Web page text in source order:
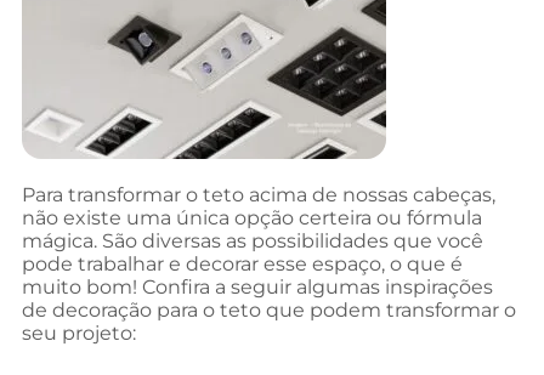
Para transformar o teto acima de nossas cabeças,
não existe uma única opção certeira ou fórmula
mágica. São diversas as possibilidades que você
pode trabalhar e decorar esse espaço, o que é
muito bom! Confira a seguir algumas inspirações
de decoração para o teto que podem transformar o
seu projeto: